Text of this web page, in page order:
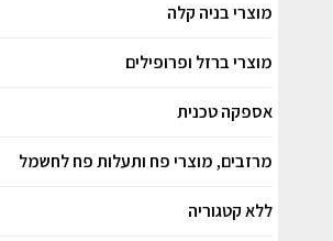
מוצרי בניה קלה
מוצרי ברזל ופרופילים
אספקה טכנית
מרזבים, מוצרי פח ותעלות פח לחשמל
ללא קטגוריה